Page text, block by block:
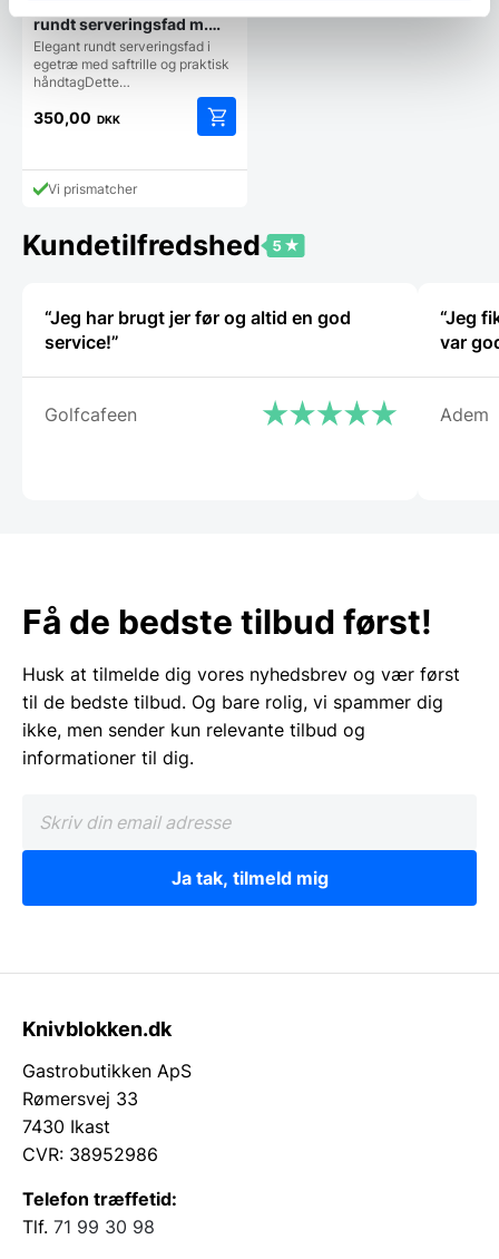
Denwood – Bæredygtigt
rundt serveringsfad m.
saftrille – Ø40×2 cm.
Elegant rundt serveringsfad i
egetræ med saftrille og praktisk
håndtagDette…
350,00 DKK
Vi prismatcher
Kundetilfredshed
“Jeg har brugt jer før og altid en god
service!”
Golfcafeen
“Jeg
var
Adem
Få de bedste tilbud først!
Husk at tilmelde dig vores nyhedsbrev og vær først
til de bedste tilbud. Og bare rolig, vi spammer dig
ikke, men sender kun relevante tilbud og
informationer til dig.
Ja tak, tilmeld mig
Knivblokken.dk
Gastrobutikken ApS
Rømersvej 33
7430 Ikast
CVR: 38952986
Telefon træffetid:
Tlf. 71 99 30 98